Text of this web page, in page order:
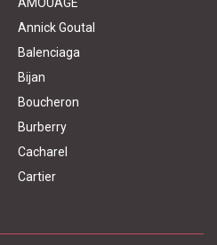
Annick Goutal
Balenciaga
Bijan
Boucheron
Burberry
Cacharel
Cartier